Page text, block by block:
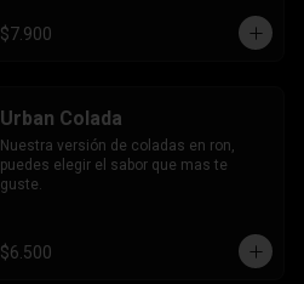
$7.900
Urban Colada
Nuestra versión de coladas en ron,
puedes elegir el sabor que mas te
guste.
$6.500